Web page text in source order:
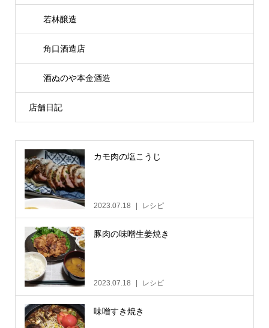
若林醸造
角口酒造店
酒ぬのや本金酒造
店舗日記
カモ肉の塩こうじ
2023.07.18 レシピ
豚肉の味噌生姜焼き
2023.07.18 レシピ
味噌すき焼き